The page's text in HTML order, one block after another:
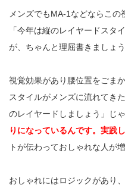
メンズでもMA-1などならこ
「今年は縦のレイヤードスタ
が、ちゃんと理屈書きましょう
視覚効果があり腰位置をごま
スタイルがメンズに流れてき
のレイヤードしましょう」じゃ
りになっているんです。実践
トが伝わっておしゃれな人が
おしゃれにはロジックがあり